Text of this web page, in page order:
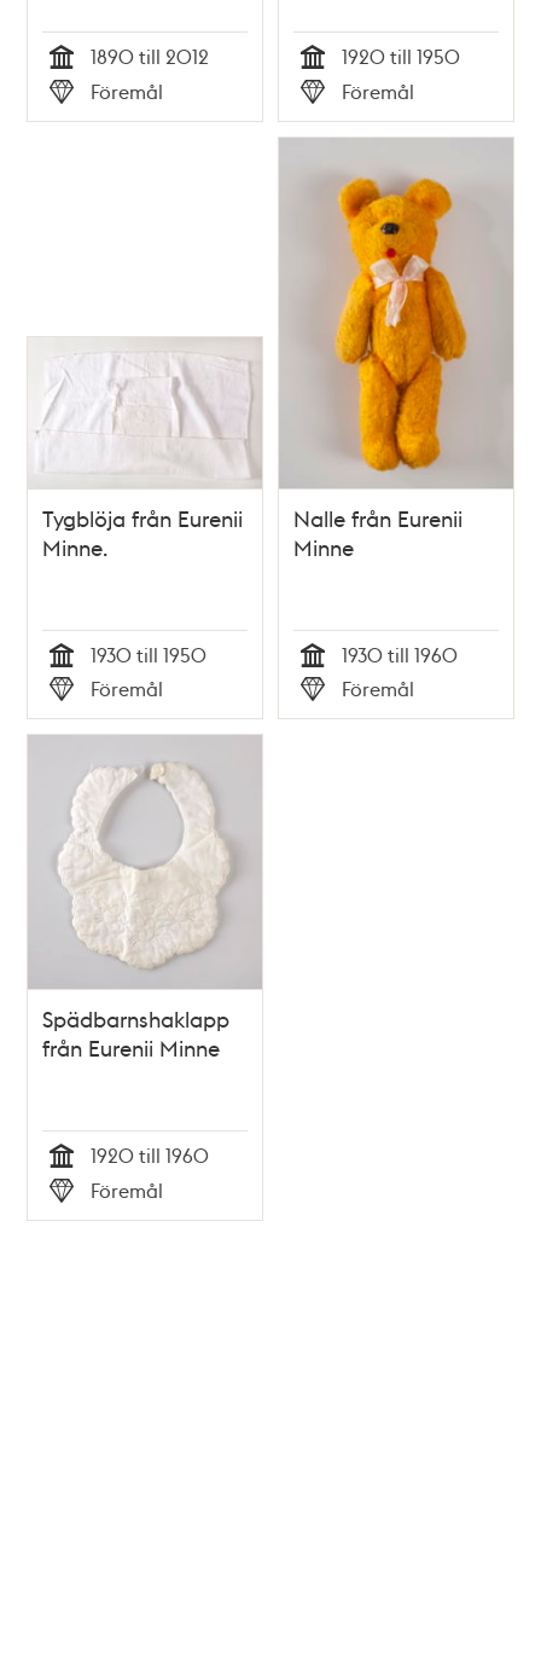
Tid
1890 till 2012
Typ
Föremål Tid
1920 till 1950
Typ
Föremål
Tygblöja från Eurenii
Minne.
Tid
1930 till 1950
Typ
Föremål
Nalle från Eurenii
Minne
Tid
1930 till 1960
Typ
Föremål
Spädbarnshaklapp
från Eurenii Minne
Tid
1920 till 1960
Typ
Föremål